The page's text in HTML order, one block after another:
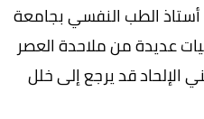
الطب النفسي بجامعة
عديدة من ملاحدة العصر
الإلحاد قد يرجع إلى خلل